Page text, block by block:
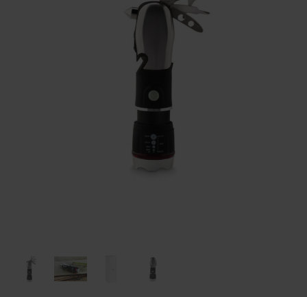
Outdoor & Vrije Tijd
Gezondheid & Verzorging